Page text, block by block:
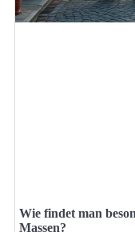
Wie findet man
Massen?